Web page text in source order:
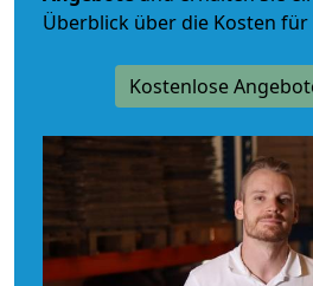
Überblick über die Kosten
Kostenlose